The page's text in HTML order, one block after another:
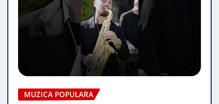
MUZICA POPULARA